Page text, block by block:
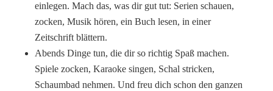
einlegen. Mach das, was dir gut tut: Serien schauen,
zocken, Musik hören, ein Buch lesen, in einer
Zeitschrift blättern.
Abends Dinge tun, die dir so richtig Spaß machen.
Spiele zocken, Karaoke singen, Schal stricken,
Schaumbad nehmen. Und freu dich schon den ganzen